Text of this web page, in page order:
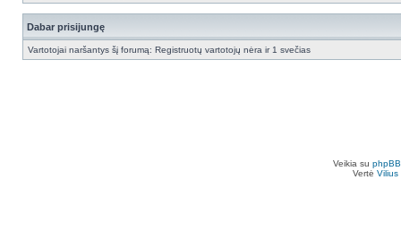
Dabar prisijungę
Vartotojai naršantys šį forumą: Registruotų vartotojų nėra ir 1 svečias
Veikia su phpBB
Vertė Vilius